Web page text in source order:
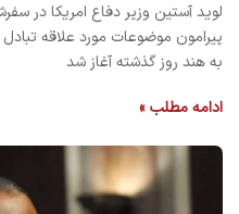
لوید آستین وزیر دفاع امریکا در
پیرامون موضوعات مورد علاقه
به هند روز گذشته آغاز شد
ادامه مطلب »